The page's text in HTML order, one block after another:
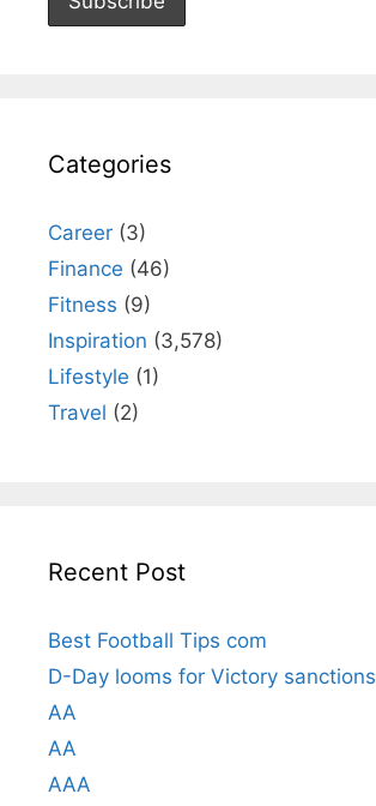
Categories
Career (3)
Finance (46)
Fitness (9)
Inspiration (3,578)
Lifestyle (1)
Travel (2)
Recent Post
Best Football Tips com
D-Day looms for Victory sanctions
AA
AA
AAA